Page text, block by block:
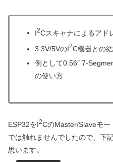
I2Cスキャナによるアド
3.3V/5VのI2C機器との
例として0.56″ 7-
の使い方
ESP32をI2CのMaster/Slaveモー
では触れませんでしたので、下
思います。